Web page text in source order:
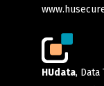
HUdata, Data